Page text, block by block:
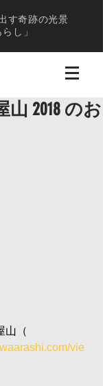
す奇跡の光景
し」
2018 のお
山（
vie